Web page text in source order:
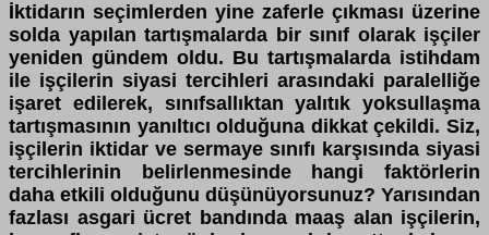
İktidarın seçimlerden yine zaferle çıkması üzerine
solda yapılan tartışmalarda bir sınıf olarak işçiler
yeniden gündem oldu. Bu tartışmalarda istihdam
ile işçilerin siyasi tercihleri arasındaki paralelliğe
işaret edilerek, sınıfsallıktan yalıtık yoksullaşma
tartışmasının yanıltıcı olduğuna dikkat çekildi. Siz,
işçilerin iktidar ve sermaye sınıfı karşısında siyasi
tercihlerinin belirlenmesinde hangi faktörlerin
daha etkili olduğunu düşünüyorsunuz? Yarısından
fazlası asgari ücret bandında maaş alan işçilerin,